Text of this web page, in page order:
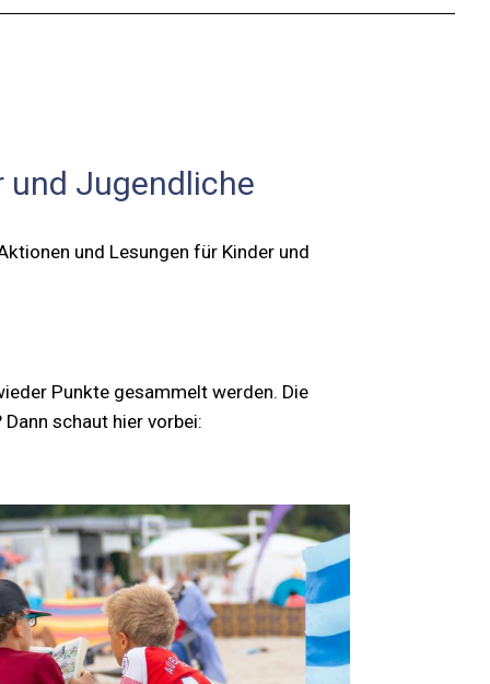
und Jugendliche
und Lesungen für Kinder und
Punkte gesammelt werden. Die
schaut hier vorbei: